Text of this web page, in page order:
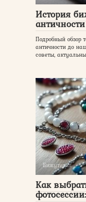
История
Подробный обзор
античности до
советы,
Бижутерия
Как